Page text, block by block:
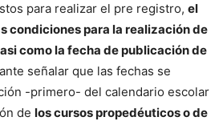
para realizar el pre registro, el
condiciones para la realización de
como la fecha de publicación de
señalar que las fechas se
-primero- del calendario escolar
de los cursos propedéuticos o de